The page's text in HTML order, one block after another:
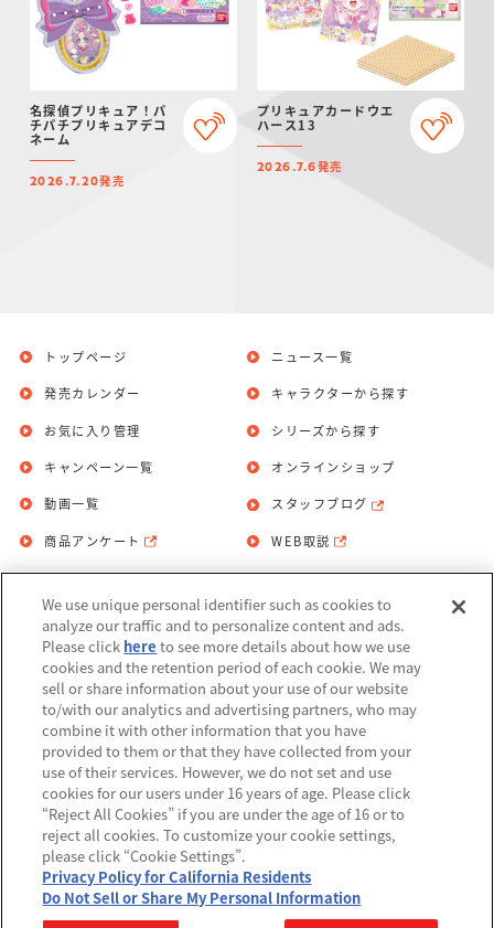
名探偵プリキュア！パ
チパチプリキュアデコ
ネーム
2026.7.20発売
プリキュアカードウエ
ハース13
2026.7.6発売
トップページ
発売カレンダー
お気に入り管理
ニュース一覧
キャラクターから探す
シリーズから探す
キャンペーン一覧
動画一覧
商品アンケート
オンラインショップ
スタッフブログ
WEB取説
お問い合わせ 個人情報保護方針
利用規約
Do Not Sell or Share My Personal
Information
アレルギー情報
©BANDAI
We use unique personal identifier such as cookies to
analyze our traffic and to personalize content and ads.
Please click here to see more details about how we use
cookies and the retention period of each cookie. We may
sell or share information about your use of our website
to/with our analytics and advertising partners, who may
combine it with other information that you have
provided to them or that they have collected from your
use of their services. However, we do not set and use
cookies for our users under 16 years of age. Please click
“Reject All Cookies” if you are under the age of 16 or to
reject all cookies. To customize your cookie settings,
please click “Cookie Settings”.
Privacy Policy for California Residents
Do Not Sell or Share My Personal Information